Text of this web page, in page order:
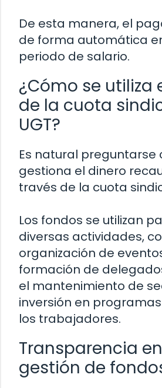
De esta manera, el
de forma automática
periodo de salario.
¿Cómo se utiliza
de la cuota
UGT?
Es natural preguntarse
gestiona el dinero
través de la cuota
Los fondos se utilizan
diversas actividades,
organización de
formación de
el mantenimiento de
inversión en
los trabajadores.
Transparencia
gestión de